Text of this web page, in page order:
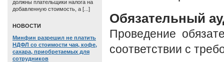
Обязательный
Проведение
соответствии с
должны плательщики налога на
добавленную стоимость, а [...]
HОВОСТИ
Минфин разрешил не платить
НДФЛ со стоимости чая, кофе,
сахара, приобретаемых для
сотрудников